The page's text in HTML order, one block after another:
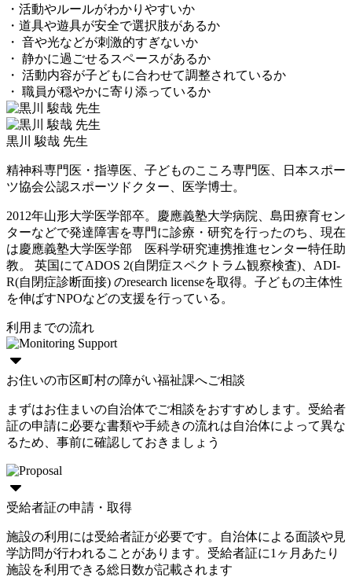
・活動やルールがわかりやすいか
・道具や遊具が安全で選択肢があるか
・ 音や光などが刺激的すぎないか
・ 静かに過ごせるスペースがあるか
・ 活動内容が子どもに合わせて調整されているか
・ 職員が穏やかに寄り添っているか
黒川 駿哉 先生
精神科専門医・指導医、子どものこころ専門医、日本スポー
ツ協会公認スポーツドクター、医学博士。
2012年山形大学医学部卒。慶應義塾大学病院、島田療育セン
ターなどで発達障害を専門に診療・研究を行ったのち、現在
は慶應義塾大学医学部 医科学研究連携推進センター特任助
教。 英国にてADOS 2(自閉症スペクトラム観察検査)、ADI-
R(自閉症診断面接) のresearch licenseを取得。子どもの主体性
を伸ばすNPOなどの支援を行っている。
利用までの流れ
お住いの市区町村の障がい福祉課へご相談
まずはお住まいの自治体でご相談をおすすめします。受給者
証の申請に必要な書類や手続きの流れは自治体によって異な
るため、事前に確認しておきましょう
受給者証の申請・取得
施設の利用には受給者証が必要です。自治体による面談や見
学訪問が行われることがあります。受給者証に1ヶ月あたり
施設を利用できる総日数が記載されます